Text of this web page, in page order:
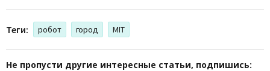
Теги: робот город MIT
Не пропусти другие интересные статьи, подпишись: